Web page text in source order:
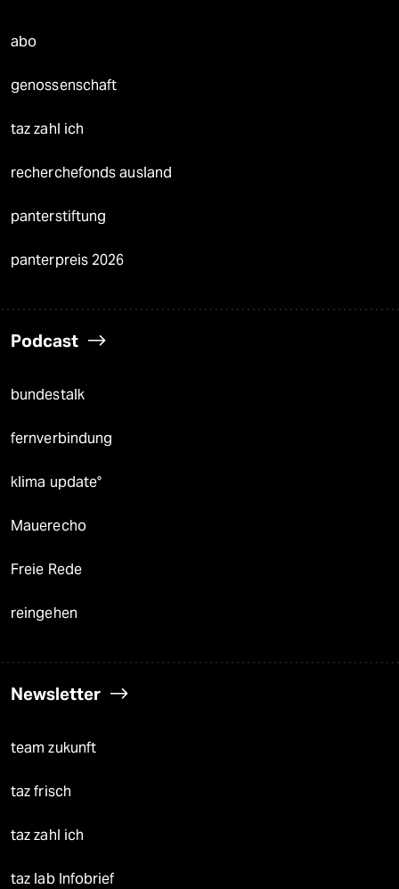
abo
genossenschaft
taz zahl ich
recherchefonds ausland
panterstiftung
panterpreis 2026
Podcast
bundestalk
fernverbindung
klima update°
Mauerecho
Freie Rede
reingehen
Newsletter
team zukunft
taz frisch
taz zahl ich
taz lab Infobrief